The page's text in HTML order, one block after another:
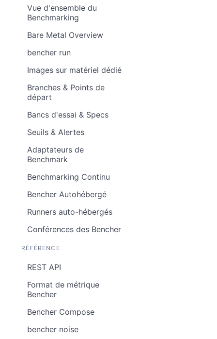
Vue d'ensemble du
Benchmarking
Bare Metal Overview
bencher run
Images sur matériel dédié
Branches & Points de
départ
Bancs d'essai & Specs
Seuils & Alertes
Adaptateurs de
Benchmark
Benchmarking Continu
Bencher Autohébergé
Runners auto-hébergés
Conférences des Bencher
RÉFÉRENCE
REST API
Format de métrique
Bencher
Bencher Compose
bencher noise